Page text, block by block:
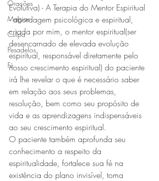
Orações
Magias
Culpa
Pesadelos
Fé
Evolutiva) - A Terapia do Mentor Espiritual
- abordagem psicológica e espiritual,
criada por mim, o mentor espiritual(ser
desencarnado de elevada evolução
espiritual, responsável diretamente pelo
nosso crescimento espiritual) do paciente
irá lhe revelar o que é necessário saber
em relação aos seus problemas,
resolução, bem como seu propósito de
vida e as aprendizagens indispensáveis
ao seu crescimento espiritual.
O paciente também aprofunda seu
conhecimento a respeito da
espiritualidade, fortalece sua fé na
existência do plano invisível, toma